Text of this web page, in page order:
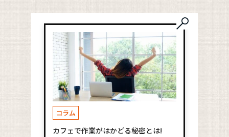
コラム
カフェで作業がはかどる秘密とは!